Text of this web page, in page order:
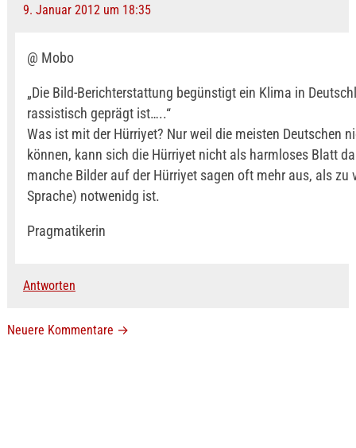
9. Januar 2012 um 18:35
@ Mobo
„Die Bild-Berichterstattung begünstigt ein Klima in
rassistisch geprägt ist…..“
Was ist mit der Hürriyet? Nur weil die meisten Deutschen
können, kann sich die Hürriyet nicht als harmloses Blatt
manche Bilder auf der Hürriyet sagen oft mehr aus, als zu
Sprache) notwenidg ist.
Pragmatikerin
Antworten
Neuere Kommentare →